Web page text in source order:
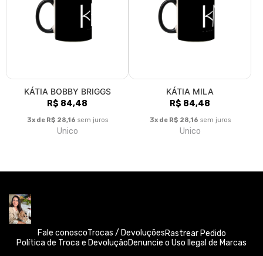
KÁTIA BOBBY BRIGGS
R$ 84,48
3x de R$ 28,16 sem juros
Unico
KÁTIA MILA
R$ 84,48
3x de R$ 28,16 sem juros
Unico
Fale conoscoTrocas / DevoluçõesRastrear Pedido
Política de Troca e DevoluçãoDenuncie o Uso Ilegal de Marcas